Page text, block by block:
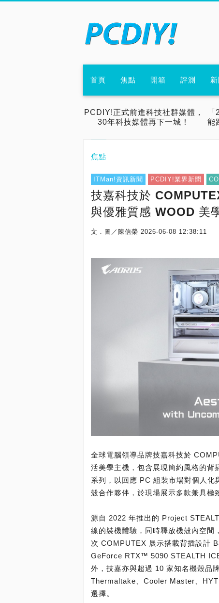
首頁 焦點 開箱 評測
PCDIY!正式前進科技社群媒體，
30年科技媒體再下一城！
能
焦點
ITMan!資訊新聞 PCDIY!業界新聞
技嘉科技於
與優雅質感 WOOD 美
文．圖／陳信榮 2026-06-08 12:38:11
全球電腦領導品牌技嘉科技於
活美學主機，包含展現簡約風格的
系列，以回應 PC 組裝市場對個人
殼合作夥伴，於現場展示多款兼具極
源自 2022 年推出的 Project
線的裝機體驗，同時釋放機殼內空間
次 COMPUTEX 展示搭載背插設計
GeForce RTX™ 5090 STEALTH
外，技嘉亦與超過 10 家知名機殼品
Thermaltake、Cooler Master、
選擇。